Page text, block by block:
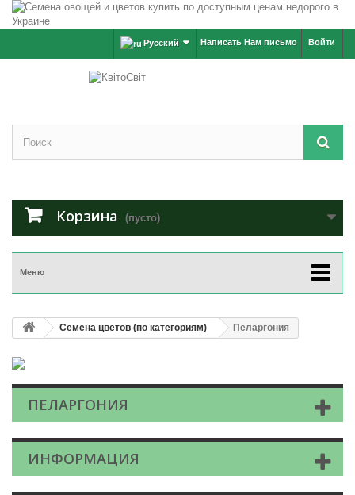
Войти
Написать Нам письмо
Русский
Корзина (пусто)
Меню
Семена цветов (по категориям) Пеларгония
ПЕЛАРГОНИЯ
ИНФОРМАЦИЯ